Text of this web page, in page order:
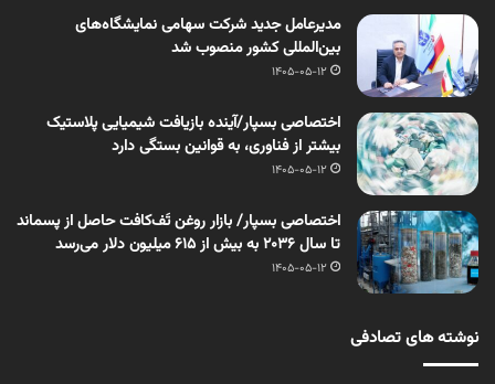
مدیرعامل جدید شرکت سهامی نمایشگاه‌های
بین‌المللی کشور منصوب شد
1405-05-12
اختصاصی بسپار/آینده بازیافت شیمیایی پلاستیک
بیشتر از فناوری، به قوانین بستگی دارد
1405-05-12
اختصاصی بسپار/ بازار روغن تَف‌کافت حاصل از پسماند
تا سال ۲۰۳۶ به بیش از ۶۱۵ میلیون دلار می‌رسد
1405-05-12
نوشته های تصادفی